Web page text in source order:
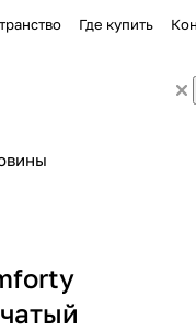
Где купить